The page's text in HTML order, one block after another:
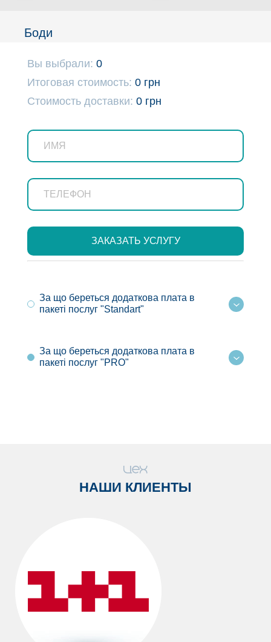
Боди
462 грн 913 грн
Вы выбрали: 0
Итоговая стоимость: 0 грн
Стоимость доставки: 0 грн
За що береться додаткова плата в
пакеті послуг "Standart"
За що береться додаткова плата в
пакеті послуг "PRO"
НАШИ КЛИЕНТЫ